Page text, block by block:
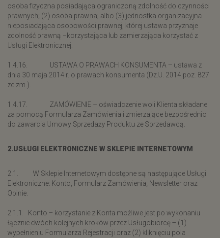
osoba fizyczna posiadająca ograniczoną zdolność do czynności
prawnych; (2) osoba prawna; albo (3) jednostka organizacyjna
nieposiadająca osobowości prawnej, której ustawa przyznaje
zdolność prawną –korzystająca lub zamierzająca korzystać z
Usługi Elektronicznej.
1.4.16. USTAWA O PRAWACH KONSUMENTA – ustawa z
dnia 30 maja 2014 r. o prawach konsumenta (Dz.U. 2014 poz. 827
ze zm.).
1.4.17. ZAMÓWIENIE – oświadczenie woli Klienta składane
za pomocą Formularza Zamówienia i zmierzające bezpośrednio
do zawarcia Umowy Sprzedaży Produktu ze Sprzedawcą.
2.USŁUGI ELEKTRONICZNE W SKLEPIE INTERNETOWYM
2.1. W Sklepie Internetowym dostępne są następujące Usługi
Elektroniczne: Konto, Formularz Zamówienia, Newsletter oraz
Opinie.
2.1.1. Konto – korzystanie z Konta możliwe jest po wykonaniu
łącznie dwóch kolejnych kroków przez Usługobiorcę – (1)
wypełnieniu Formularza Rejestracji oraz (2) kliknięciu pola